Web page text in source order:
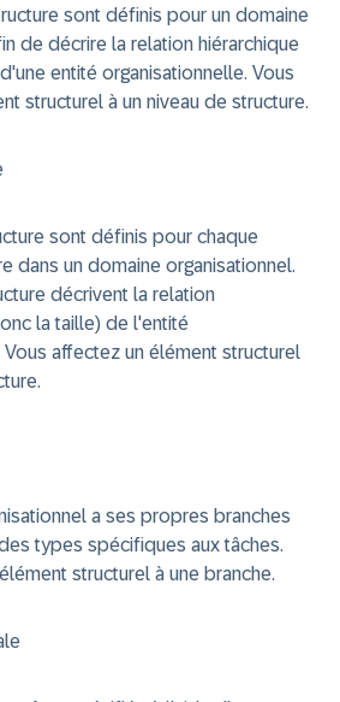
sont définis pour un domaine
de décrire la relation hiérarchique
entité organisationnelle. Vous
structurel à un niveau de structure.
sont définis pour chaque
dans un domaine organisationnel.
décrivent la relation
la taille) de l'entité
affectez un élément structurel
a ses propres branches
types spécifiques aux tâches.
structurel à une branche.